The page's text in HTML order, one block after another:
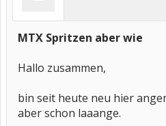
MTX Spritzen aber wie
Hallo zusammen,
bin seit heute neu hier
aber schon laaange.